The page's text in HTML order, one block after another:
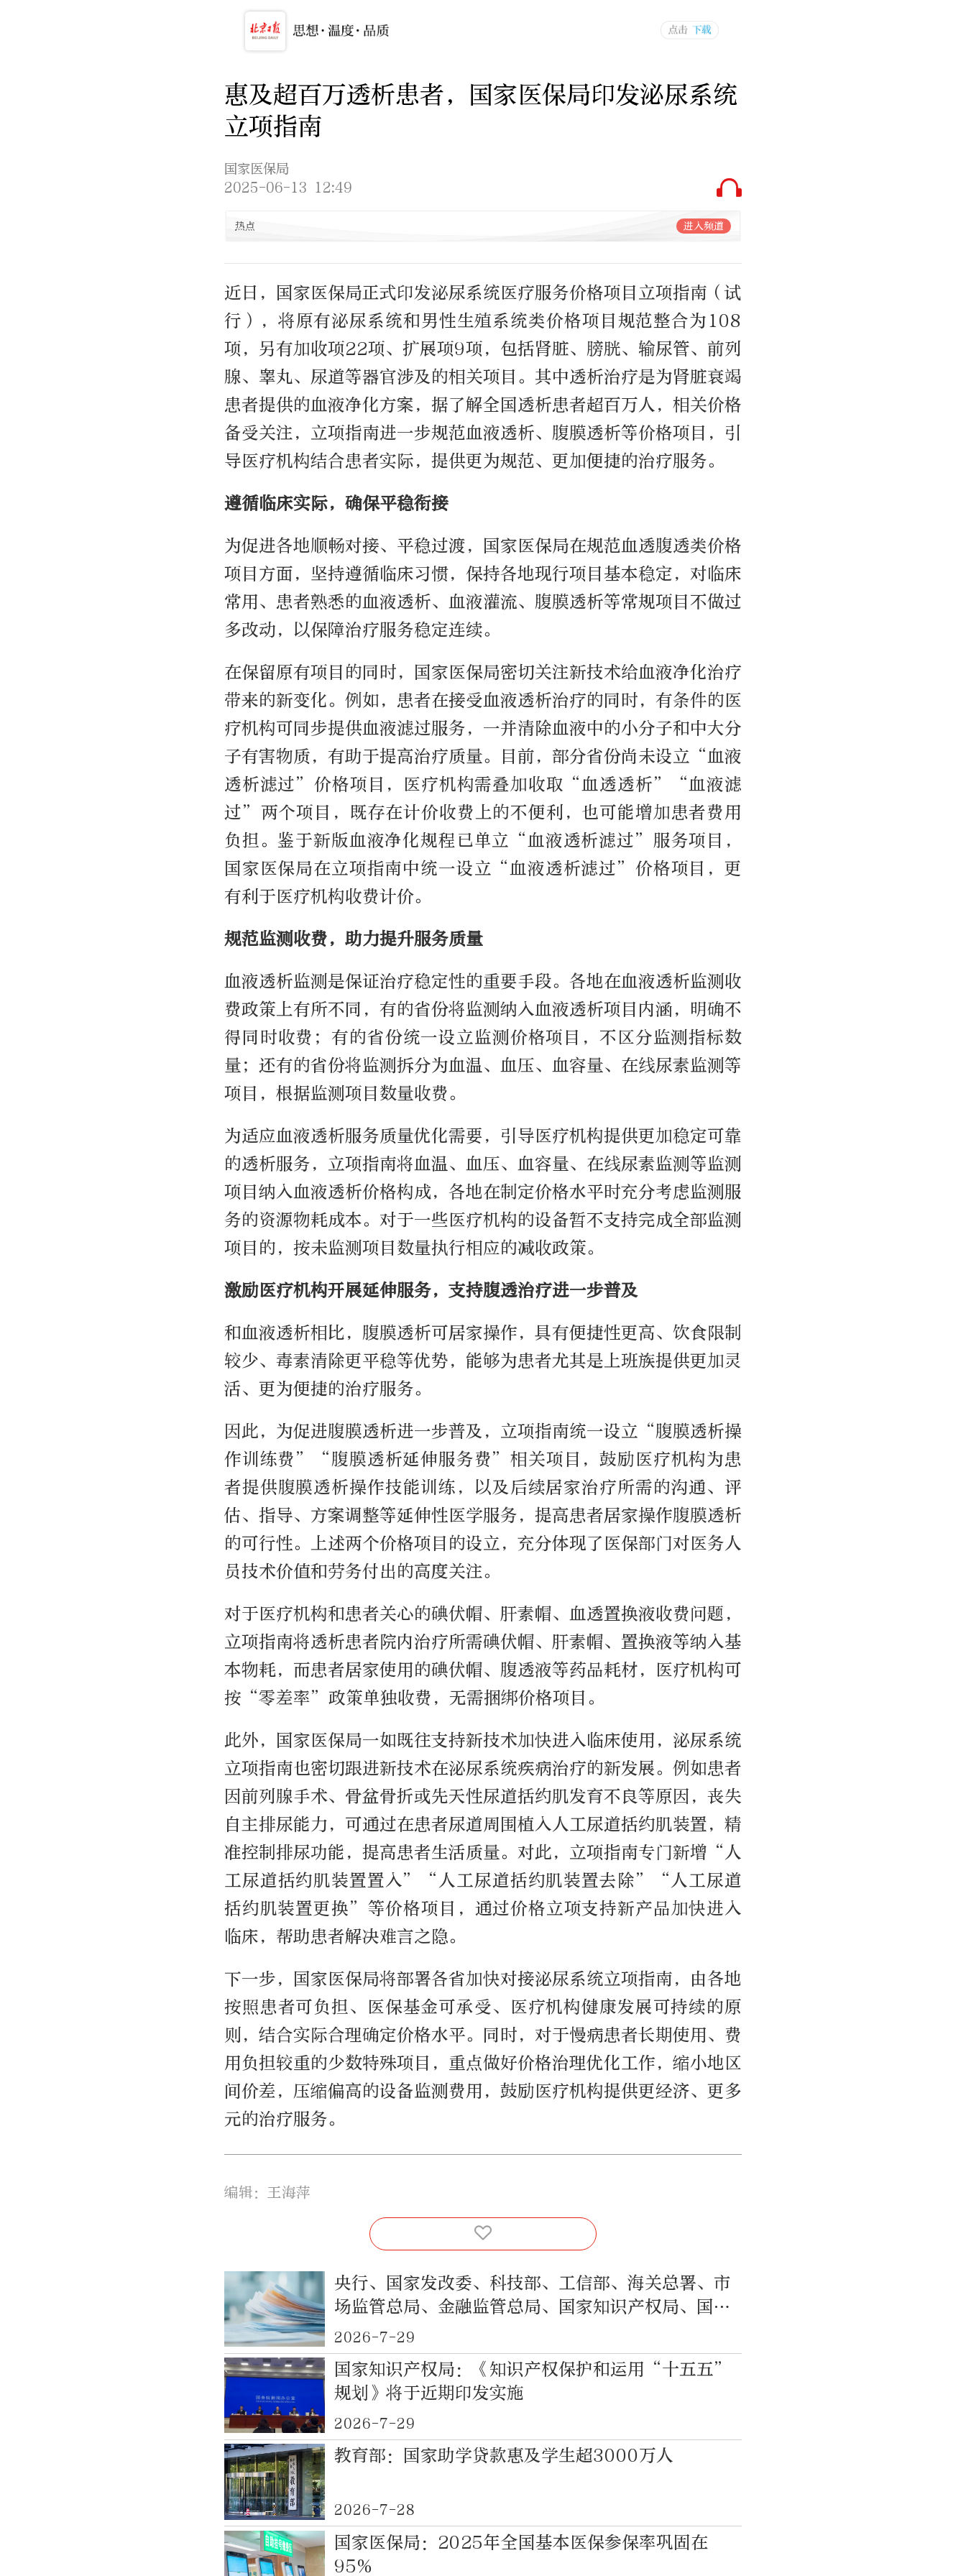
惠及超百万透析患者，国家医保局印发泌尿系统
立项指南
国家医保局
2025-06-13 12:49
热点 进入频道
近日，国家医保局正式印发泌尿系统医疗服务价格项目立项指南（试
行），将原有泌尿系统和男性生殖系统类价格项目规范整合为108
项，另有加收项22项、扩展项9项，包括肾脏、膀胱、输尿管、前列
腺、睾丸、尿道等器官涉及的相关项目。其中透析治疗是为肾脏衰竭
患者提供的血液净化方案，据了解全国透析患者超百万人，相关价格
备受关注，立项指南进一步规范血液透析、腹膜透析等价格项目，引
导医疗机构结合患者实际，提供更为规范、更加便捷的治疗服务。
遵循临床实际，确保平稳衔接
为促进各地顺畅对接、平稳过渡，国家医保局在规范血透腹透类价格
项目方面，坚持遵循临床习惯，保持各地现行项目基本稳定，对临床
常用、患者熟悉的血液透析、血液灌流、腹膜透析等常规项目不做过
多改动，以保障治疗服务稳定连续。
在保留原有项目的同时，国家医保局密切关注新技术给血液净化治疗
带来的新变化。例如，患者在接受血液透析治疗的同时，有条件的医
疗机构可同步提供血液滤过服务，一并清除血液中的小分子和中大分
子有害物质，有助于提高治疗质量。目前，部分省份尚未设立“血液
透析滤过”价格项目，医疗机构需叠加收取“血透透析”“血液滤
过”两个项目，既存在计价收费上的不便利，也可能增加患者费用
负担。鉴于新版血液净化规程已单立“血液透析滤过”服务项目，
国家医保局在立项指南中统一设立“血液透析滤过”价格项目，更
有利于医疗机构收费计价。
规范监测收费，助力提升服务质量
血液透析监测是保证治疗稳定性的重要手段。各地在血液透析监测收
费政策上有所不同，有的省份将监测纳入血液透析项目内涵，明确不
得同时收费；有的省份统一设立监测价格项目，不区分监测指标数
量；还有的省份将监测拆分为血温、血压、血容量、在线尿素监测等
项目，根据监测项目数量收费。
为适应血液透析服务质量优化需要，引导医疗机构提供更加稳定可靠
的透析服务，立项指南将血温、血压、血容量、在线尿素监测等监测
项目纳入血液透析价格构成，各地在制定价格水平时充分考虑监测服
务的资源物耗成本。对于一些医疗机构的设备暂不支持完成全部监测
项目的，按未监测项目数量执行相应的减收政策。
激励医疗机构开展延伸服务，支持腹透治疗进一步普及
和血液透析相比，腹膜透析可居家操作，具有便捷性更高、饮食限制
较少、毒素清除更平稳等优势，能够为患者尤其是上班族提供更加灵
活、更为便捷的治疗服务。
因此，为促进腹膜透析进一步普及，立项指南统一设立“腹膜透析操
作训练费”“腹膜透析延伸服务费”相关项目，鼓励医疗机构为患
者提供腹膜透析操作技能训练，以及后续居家治疗所需的沟通、评
估、指导、方案调整等延伸性医学服务，提高患者居家操作腹膜透析
的可行性。上述两个价格项目的设立，充分体现了医保部门对医务人
员技术价值和劳务付出的高度关注。
对于医疗机构和患者关心的碘伏帽、肝素帽、血透置换液收费问题，
立项指南将透析患者院内治疗所需碘伏帽、肝素帽、置换液等纳入基
本物耗，而患者居家使用的碘伏帽、腹透液等药品耗材，医疗机构可
按“零差率”政策单独收费，无需捆绑价格项目。
此外，国家医保局一如既往支持新技术加快进入临床使用，泌尿系统
立项指南也密切跟进新技术在泌尿系统疾病治疗的新发展。例如患者
因前列腺手术、骨盆骨折或先天性尿道括约肌发育不良等原因，丧失
自主排尿能力，可通过在患者尿道周围植入人工尿道括约肌装置，精
准控制排尿功能，提高患者生活质量。对此，立项指南专门新增“人
工尿道括约肌装置置入”“人工尿道括约肌装置去除”“人工尿道
括约肌装置更换”等价格项目，通过价格立项支持新产品加快进入
临床，帮助患者解决难言之隐。
下一步，国家医保局将部署各省加快对接泌尿系统立项指南，由各地
按照患者可负担、医保基金可承受、医疗机构健康发展可持续的原
则，结合实际合理确定价格水平。同时，对于慢病患者长期使用、费
用负担较重的少数特殊项目，重点做好价格治理优化工作，缩小地区
间价差，压缩偏高的设备监测费用，鼓励医疗机构提供更经济、更多
元的治疗服务。
编辑：王海萍
央行、国家发改委、科技部、工信部、海关总署、市
场监管总局、金融监管总局、国家知识产权局、国家
数据局，印发《通知》
2026-7-29
国家知识产权局：《知识产权保护和运用“十五五”
规划》将于近期印发实施
2026-7-29
教育部：国家助学贷款惠及学生超3000万人
2026-7-28
国家医保局：2025年全国基本医保参保率巩固在
95%